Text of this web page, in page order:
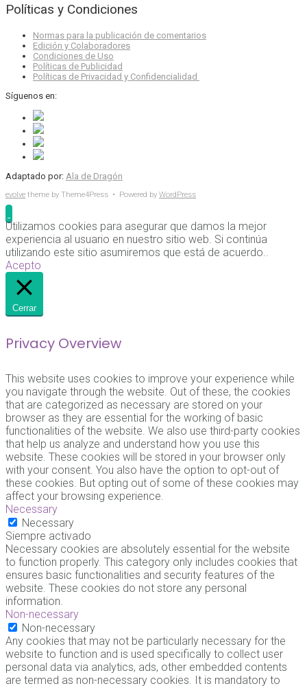
Políticas y Condiciones
Normas para la publicación de comentarios
Edición y Colaboradores
Condiciones de Uso
Políticas de Publicidad
Políticas de Privacidad y Confidencialidad
Síguenos en:
Adaptado por: Ala de Dragón
evolve theme by Theme4Press • Powered by WordPress
Utilizamos cookies para asegurar que damos la mejor
experiencia al usuario en nuestro sitio web. Si continúa
utilizando este sitio asumiremos que está de acuerdo..
Acepto
Cerrar
Privacy Overview
This website uses cookies to improve your experience while
you navigate through the website. Out of these, the cookies
that are categorized as necessary are stored on your
browser as they are essential for the working of basic
functionalities of the website. We also use third-party cookies
that help us analyze and understand how you use this
website. These cookies will be stored in your browser only
with your consent. You also have the option to opt-out of
these cookies. But opting out of some of these cookies may
affect your browsing experience.
Necessary
Necessary
Siempre activado
Necessary cookies are absolutely essential for the website
to function properly. This category only includes cookies that
ensures basic functionalities and security features of the
website. These cookies do not store any personal
information.
Non-necessary
Non-necessary
Any cookies that may not be particularly necessary for the
website to function and is used specifically to collect user
personal data via analytics, ads, other embedded contents
are termed as non-necessary cookies. It is mandatory to